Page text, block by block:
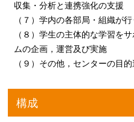
収集・分析と連携強化の支援
（７）学内の各部局・組織が
（８）学生の主体的な学習を
ムの企画，運営及び実施
（９）その他，センターの目
構成